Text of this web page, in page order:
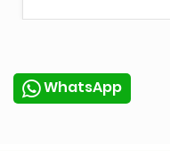
WhatsApp